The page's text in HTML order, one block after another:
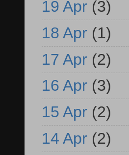
19 Apr (3)
18 Apr (1)
17 Apr (2)
16 Apr (3)
15 Apr (2)
14 Apr (2)